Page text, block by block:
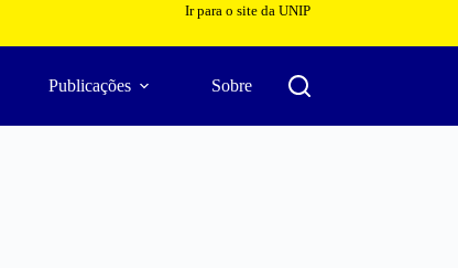
Ir para o site da UNIP
Publicações Sobre